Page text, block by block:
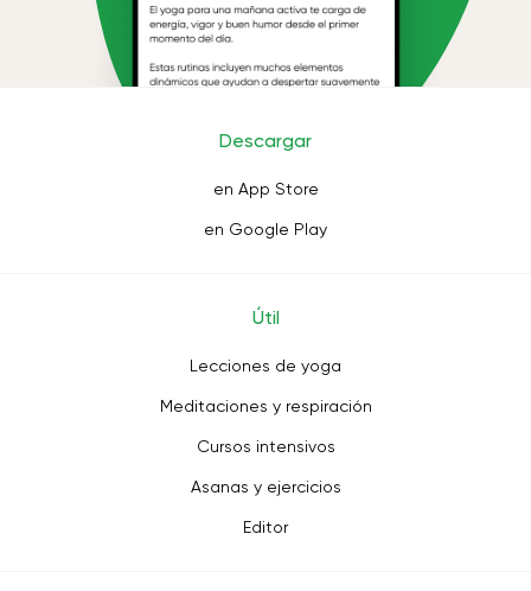
Descargar
en App Store
en Google Play
Útil
Lecciones de yoga
Meditaciones y respiración
Cursos intensivos
Asanas y ejercicios
Editor